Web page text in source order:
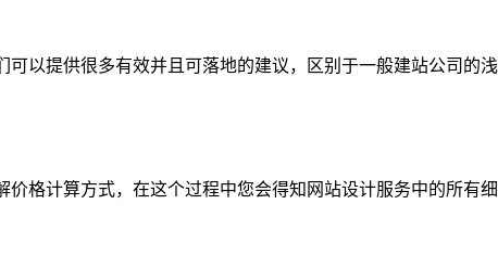
以提供很多有效并且可落地的建议，区别于一般建站公司的
格计算方式，在这个过程中您会得知网站设计服务中的所有